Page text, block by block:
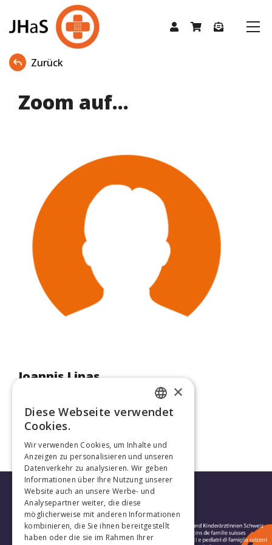
Zurück
Zoom auf...
Ioannis Linas
FRENCH
×
Diese Webseite verwendet
Cookies.
Wir verwenden Cookies, um Inhalte und
Anzeigen zu personalisieren und unseren
Datenverkehr zu analysieren. Wir geben
Informationen über Ihre Nutzung unserer
Website auch an unsere Werbe- und
Analysepartner weiter, die diese
möglicherweise mit anderen Informationen
kombinieren, die Sie ihnen bereitgestellt
haben oder die sie im Rahmen Ihrer